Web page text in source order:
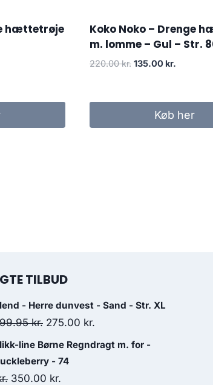
hættetrøje
kr..
Koko Noko – Drenge
m. lomme – Gul – Str.
220.00kr. Original
220.00 kr..
135.00 kr.
135.00
Køb her
TILBUD
- Herre dunvest - Sand - Str. XL
kr. Original
price
was:
299.95 kr..
275.00 kr.
price
line Børne Regndragt m. for -
- 74
Original
350.00 kr.